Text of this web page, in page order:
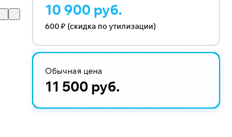
10 900 руб.
600 ₽ (скидка по утилизации)
Обычная цена
11 500 руб.